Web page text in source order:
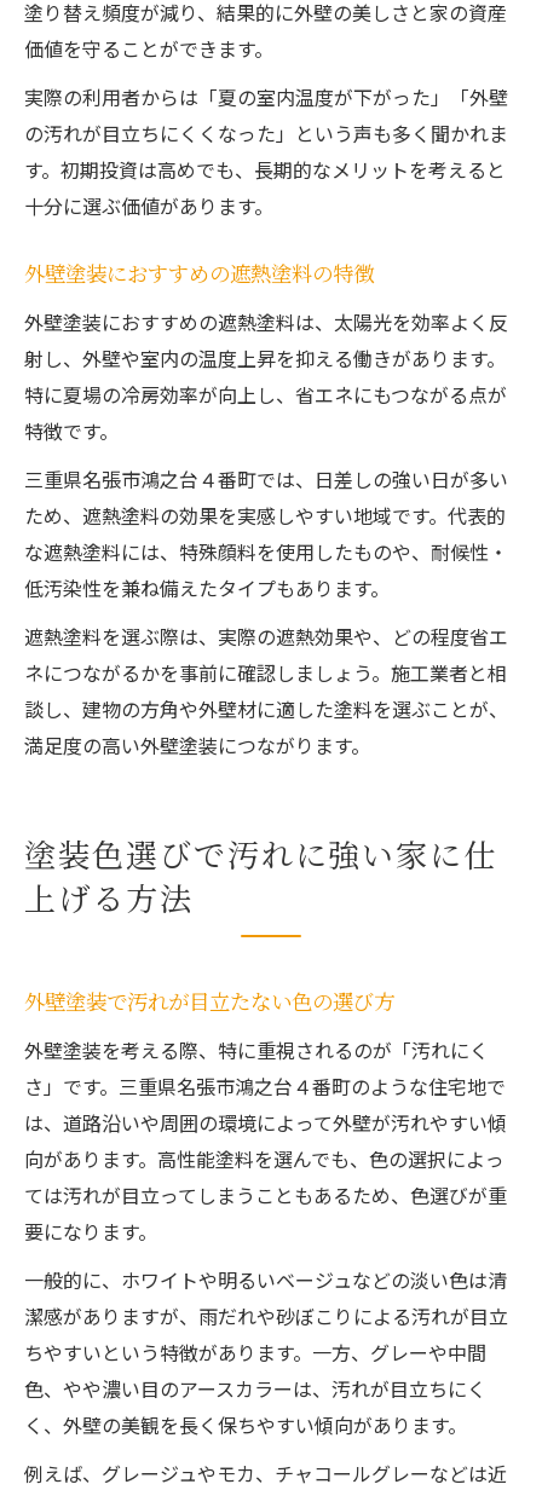
塗り替え頻度が減り、結果的に外壁の美しさと家の資産
価値を守ることができます。
実際の利用者からは「夏の室内温度が下がった」「外壁
の汚れが目立ちにくくなった」という声も多く聞かれま
す。初期投資は高めでも、長期的なメリットを考えると
十分に選ぶ価値があります。
外壁塗装におすすめの遮熱塗料の特徴
外壁塗装におすすめの遮熱塗料は、太陽光を効率よく反
射し、外壁や室内の温度上昇を抑える働きがあります。
特に夏場の冷房効率が向上し、省エネにもつながる点が
特徴です。
三重県名張市鴻之台４番町では、日差しの強い日が多い
ため、遮熱塗料の効果を実感しやすい地域です。代表的
な遮熱塗料には、特殊顔料を使用したものや、耐候性・
低汚染性を兼ね備えたタイプもあります。
遮熱塗料を選ぶ際は、実際の遮熱効果や、どの程度省エ
ネにつながるかを事前に確認しましょう。施工業者と相
談し、建物の方角や外壁材に適した塗料を選ぶことが、
満足度の高い外壁塗装につながります。
塗装色選びで汚れに強い家に仕
上げる方法
外壁塗装で汚れが目立たない色の選び方
外壁塗装を考える際、特に重視されるのが「汚れにく
さ」です。三重県名張市鴻之台４番町のような住宅地で
は、道路沿いや周囲の環境によって外壁が汚れやすい傾
向があります。高性能塗料を選んでも、色の選択によっ
ては汚れが目立ってしまうこともあるため、色選びが重
要になります。
一般的に、ホワイトや明るいベージュなどの淡い色は清
潔感がありますが、雨だれや砂ぼこりによる汚れが目立
ちやすいという特徴があります。一方、グレーや中間
色、やや濃い目のアースカラーは、汚れが目立ちにく
く、外壁の美観を長く保ちやすい傾向があります。
例えば、グレージュやモカ、チャコールグレーなどは近